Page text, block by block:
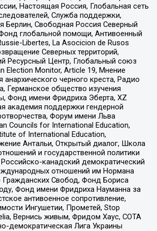
Настоящая Россия, Глобальная сеть
Служба поддержки,
Берлин, Свободная Россия Северный
глобальной помощи, Антивоенный
Libertes, La Asocicion de Rusos
Северных территорий,
Ресурсный Центр, Глобальный союз
Election Monitor, Article 19, Мнение
черного креста, Радио
Германское общество изучения
Фонд имени Фридриха Эберта, XZ
академия поддержки гендерной
Форум имени Льва
Councils for International Education,
of International Education,
Антальи, Открытый диалог, Школа
и государственной политики
канадский демократический
отношений им Нормана
Гражданских Свобод, Фонд Бориса
Фонд имени Фридриха Науманна за
антивоенное сопротивление,
Ингушетии, Прометей, Stop
Вернись живым, Фридом Хаус, СОТА
демократическая Лига Украины